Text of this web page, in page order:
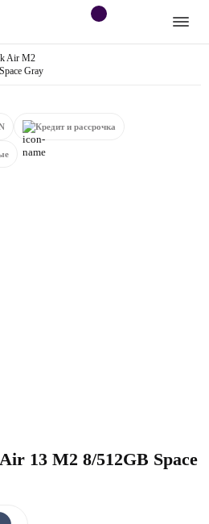
Air M2
Gray
Кредит и рассрочка
13 M2 8/512GB Space